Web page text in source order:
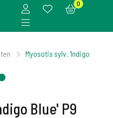
0
Myosotis sylv. 'Indigo
Blue' P9